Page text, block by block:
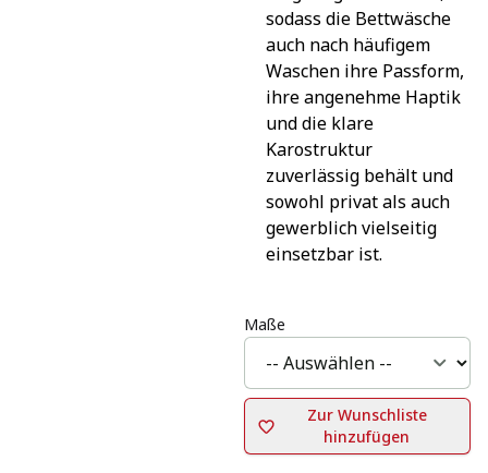
sodass die Bettwäsche
auch nach häufigem
Waschen ihre Passform,
ihre angenehme Haptik
und die klare
Karostruktur
zuverlässig behält und
sowohl privat als auch
gewerblich vielseitig
einsetzbar ist.
Maße
Zur Wunschliste
hinzufügen